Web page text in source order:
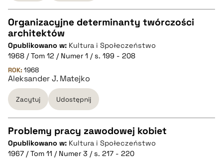
pobierz cytat
CZYSTY TEKST
pobierz cytat
BIBTEX
pobierz cytat
Organizacyjne determinanty twórczości
architektów
Opublikowano w: Kultura i Społeczeństwo
1968 / Tom 12 / Numer 1 / s. 199 - 208
ROK: 1968
Aleksander J. Matejko
Zacytuj Udostępnij
CZYSTY TEKST
Problemy pracy zawodowej kobiet
Opublikowano w: Kultura i Społeczeństwo
1967 / Tom 11 / Numer 3 / s. 217 - 220